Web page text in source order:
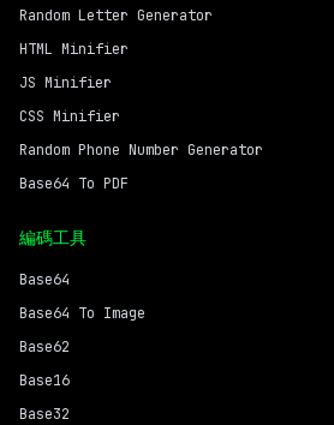
Random Letter Generator
HTML Minifier
JS Minifier
CSS Minifier
Random Phone Number Generator
Base64 To PDF
編碼工具
Base64
Base64 To Image
Base62
Base16
Base32